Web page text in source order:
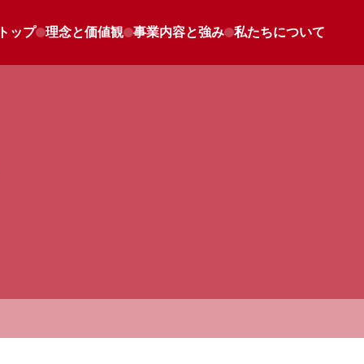
トップ 理念と価値観 事業内容と強み 私たちについて